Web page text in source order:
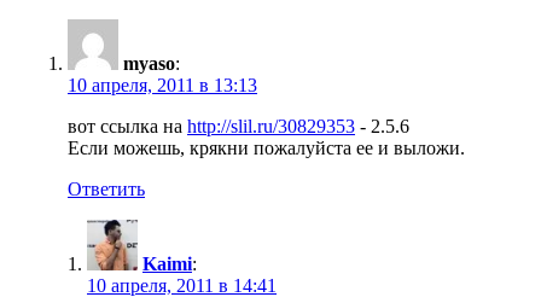
myaso:
10 апреля, 2011 в 13:13
вот ссылка на http://slil.ru/30829353 - 2.5.6
Если можешь, крякни пожалуйста ее и выложи.
Ответить
Kaimi:
10 апреля, 2011 в 14:41